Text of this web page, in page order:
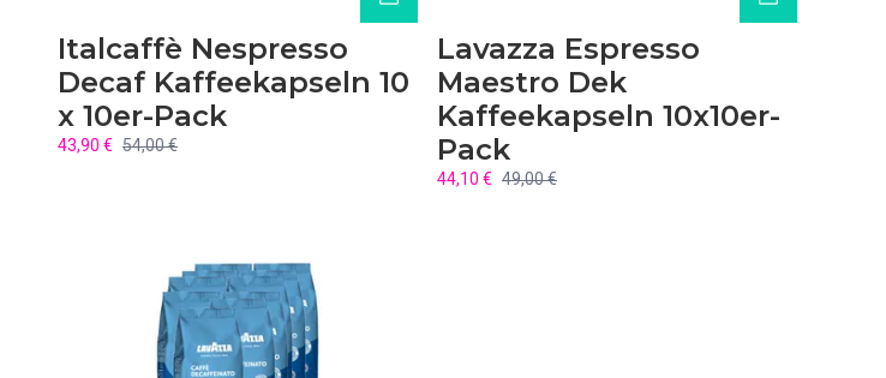
Italcaffè Nespresso
Decaf Kaffeekapseln 10
x 10er-Pack
43,90 € 54,00 €
Lavazza Espresso
Maestro Dek
Kaffeekapseln 10x10er-
Pack
44,10 € 49,00 €